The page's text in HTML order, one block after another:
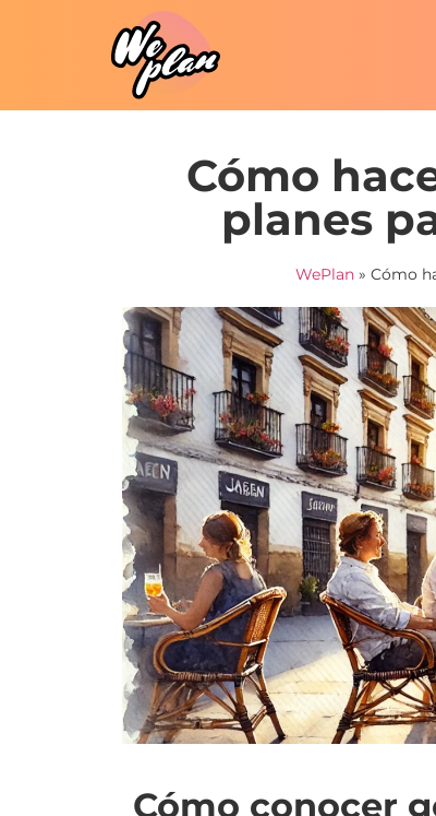
Cómo
planes
WePlan » Cómo
Cómo conocer